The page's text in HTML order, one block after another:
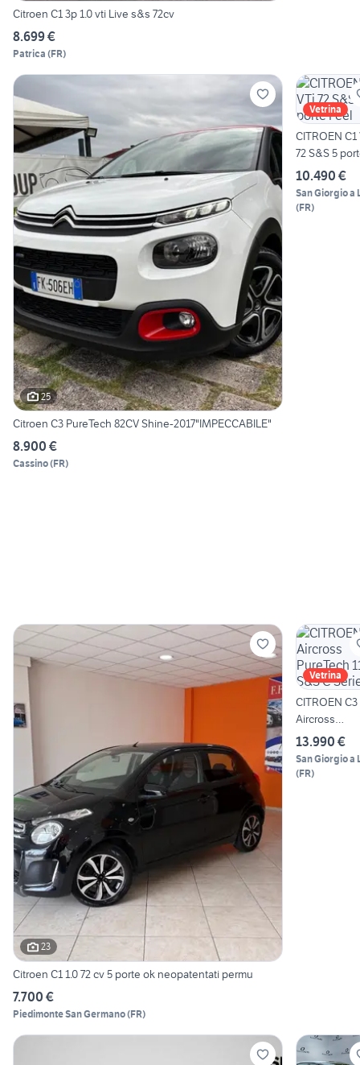
Citroen C1 3p 1.0 vti Live s&s 72cv
8.699 €
Patrica (FR)
25
Citroen C3 PureTech 82CV Shine-2017"IMPECCABILE"
8.900 €
Cassino(FR)
Vetrina
CITROEN C1
72 S&S 5
Feel
10.490 €
San Giorgio a
(FR)
23
Citroen C1 1.0 72 cv 5 porte ok neopatentati permu
7.700 €
Piedimonte San Germano(FR)
Vetrina
CITROEN C3
Aircross
PureTech 110
S&S C-Series
13.990 €
San Giorgio a
(FR)